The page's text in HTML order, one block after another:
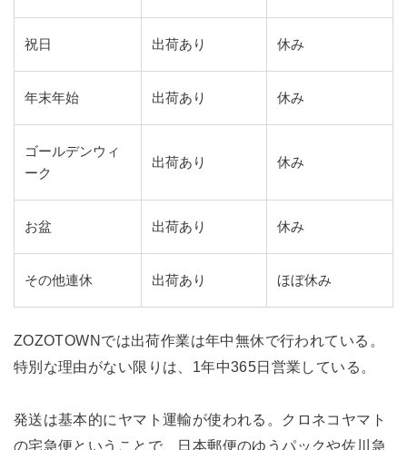
祝日 出荷あり 休み
年末年始 出荷あり 休み
ゴールデンウィ
ーク
出荷あり 休み
お盆 出荷あり 休み
その他連休 出荷あり ほぼ休み
ZOZOTOWNでは出荷作業は年中無休で行われている。
特別な理由がない限りは、1年中365日営業している。
発送は基本的にヤマト運輸が使われる。クロネコヤマト
の宅急便ということで、日本郵便のゆうパックや佐川急